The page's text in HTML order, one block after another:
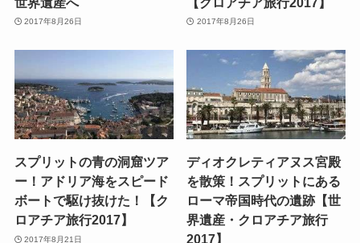
2017年8月26日 2017年8月26日
スプリットの青の洞窟ツア
ー！アドリア海をスピード
ボートで駆け抜けた！【ク
ロアチア旅行2017】
2017年8月21日
ディオクレティアヌス宮殿
を散策！スプリットにある
ローマ帝国時代の遺跡【世
界遺産・クロアチア旅行
2017】